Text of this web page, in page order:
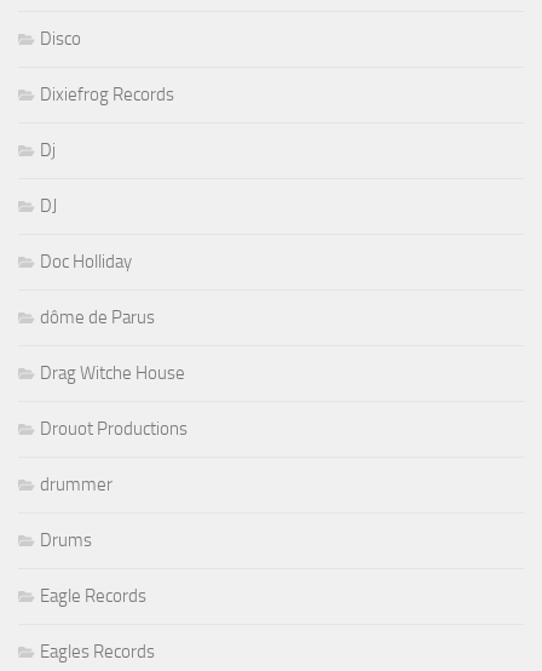
Disco
Dixiefrog Records
Dj
DJ
Doc Holliday
dôme de Parus
Drag Witche House
Drouot Productions
drummer
Drums
Eagle Records
Eagles Records